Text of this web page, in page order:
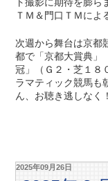
ＴＭ＆門口ＴＭによ
次週から舞台は京都
都で「京都大賞典」
冠」（Ｇ２・芝１８
ラマティック競馬も
ん、お聴き逃しなく！
2025年09月26日